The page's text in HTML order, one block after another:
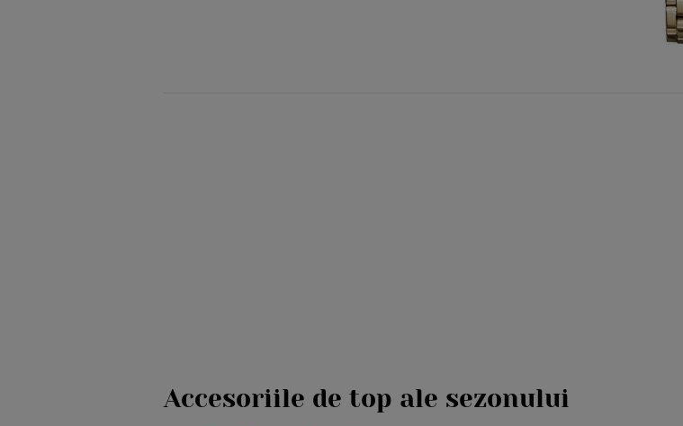
Accesoriile de top ale sezonului